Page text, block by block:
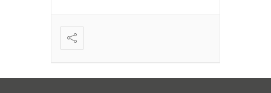
herri gisa indartuta eta kohesio
sozialean aurrera eginez eta,